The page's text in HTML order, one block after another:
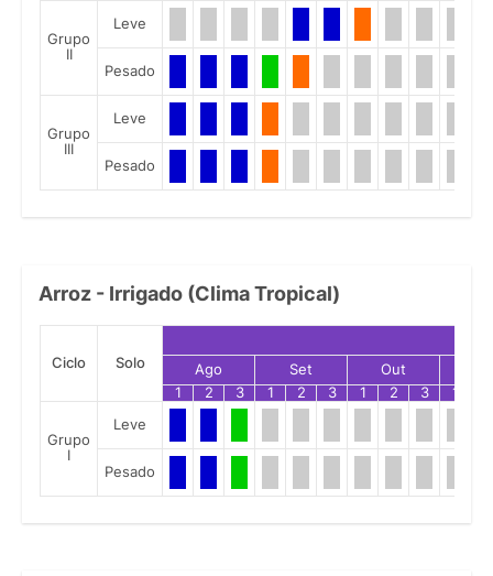
Grupo
II
Leve
Pesado
Grupo
III
Leve
Pesado
Arroz - Irrigado (Clima Tropical)
Ciclo Solo Ago Set Out
1
2 3 1 2 3 1 2 3 1
Grupo
I
Leve
Pesado